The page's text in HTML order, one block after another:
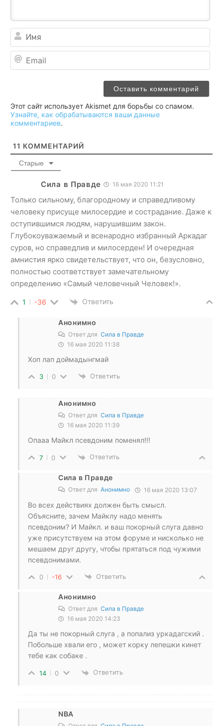
Этот сайт использует Akismet для борьбы со спамом.
Узнайте, как обрабатываются ваши данные
комментариев.
11 КОММЕНТАРИЙ
Старые
Сила в Правде 16 мая 2020 11:21
Только сильному, благородному и справедливому
человеку присуще милосердие и сострадание. Даже к
оступившимся людям, нарушившим закон.
Глубокоуважаемый и всенародно избранный Аркадаг
суров, но справедлив и милосерден! И очередная
амнистия ярко свидетельствует, что он, безусловно,
полностью соответствует замечательному
определению «Самый человечный Человек!».
1 -36 Ответить
Анонимно
Ответ для Сила в Правде
16 мая 2020 11:38
Хоп лап доймадынгмай
3 0 Ответить
Анонимно
Ответ для Сила в Правде
16 мая 2020 11:39
Опааа Майкл псевдоним поменял!!!
7 0 Ответить
Сила в Правде
Ответ для Анонимно 16 мая 2020 13:07
Во всех действиях должен быть смысл.
Объясните, зачем Майклу надо менять
псевдоним? И Майкл. и ваш покорный слуга давно
уже присутствуем на этом форуме и нисколько не
мешаем друг другу, чтобы прятаться под чужими
псевдонимами.
0 -16 Ответить
Анонимно
Ответ для Сила в Правде
16 мая 2020 14:23
Да ты не покорный слуга , а попализ уркадагский .
Побольше хвали его , может корку лепешки кинет
тебе как собаке .
14 0 Ответить
NBA